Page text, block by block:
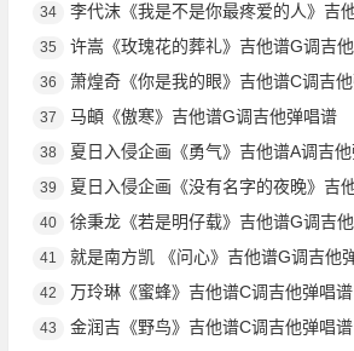
34 李代沫《我是不是你最疼爱的人》吉
35 许嵩《玫瑰花的葬礼》吉他谱G调吉
36 萧煌奇《你是我的眼》吉他谱C调吉
37 马頔《傲寒》吉他谱G调吉他弹唱谱
38 夏日入侵企画《勇气》吉他谱A调吉
39 夏日入侵企画《没有名字的夜晚》吉
40 徐秉龙《若是明仔载》吉他谱G调吉
41 就是南方凯 《问心》吉他谱G调吉他
42 万玲琳《蜜蜂》吉他谱C调吉他弹唱谱
43 金润吉《野鸟》吉他谱C调吉他弹唱谱